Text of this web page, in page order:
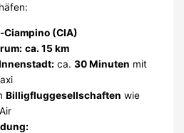
Ciampino (CIA)
ca. 15 km
ca.30 Minuten mit
Billigfluggesellschaften wie